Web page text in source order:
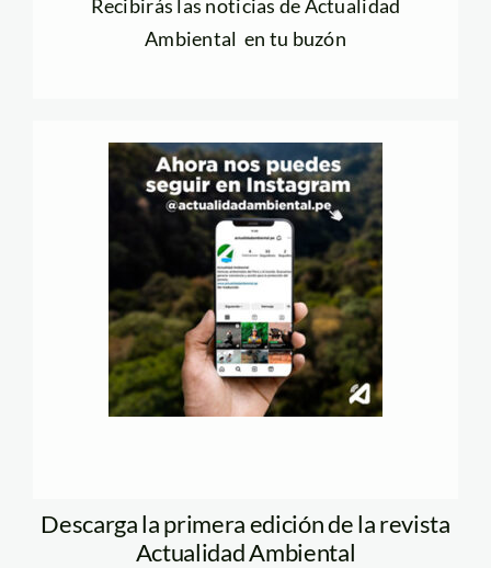
Recibirás las noticias de Actualidad
Ambiental en tu buzón
Descarga la primera edición de la revista
Actualidad Ambiental